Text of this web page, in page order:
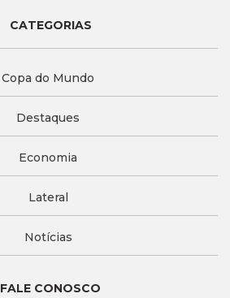
CATEGORIAS
Copa do Mundo
Destaques
Economia
Lateral
Notícias
FALE CONOSCO